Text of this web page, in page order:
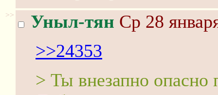
>> Уныл-тян Ср 28
>>24353
> Ты внезапно опасно